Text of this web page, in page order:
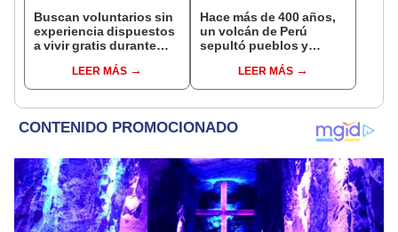
Buscan voluntarios sin
experiencia dispuestos
a vivir gratis durante
cuidar caballos, burros
y otros animales
LEER MÁS
Hace más de 400 años,
un volcán de Perú
sepultó pueblos y
veranos más fríos de la
historia: sigue bajo
LEER MÁS